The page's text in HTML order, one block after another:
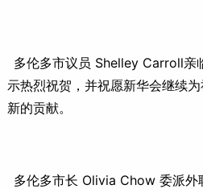
多伦多市议员 Shelley Carroll亲
示热烈祝贺，并祝愿新华会继续
新的贡献。
多伦多市长 Olivia Chow 委派外